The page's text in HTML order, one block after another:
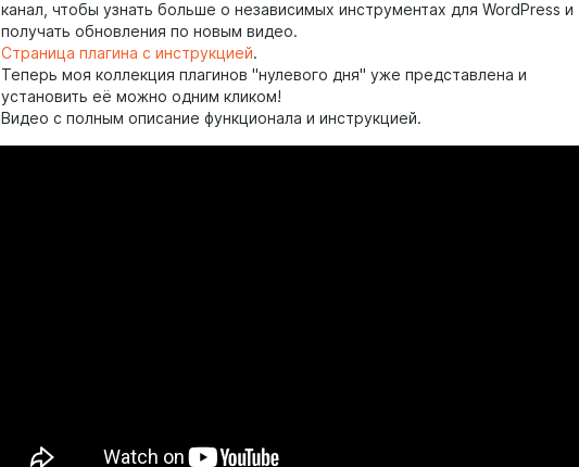
канал, чтобы узнать больше о независимых инструментах для WordPress и
получать обновления по новым видео.
Страница плагина с инструкцией.
Теперь моя коллекция плагинов "нулевого дня" уже представлена и
установить её можно одним кликом!
Видео с полным описание функционала и инструкцией.